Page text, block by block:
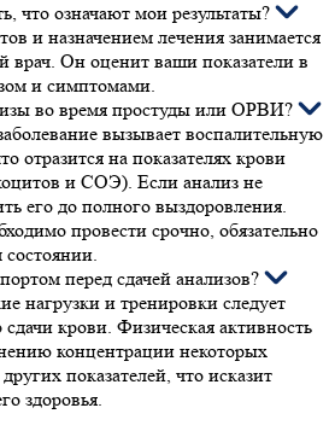
что означают мои результаты?
и назначением лечения занимается
врач. Он оценит ваши показатели в
и симптомами.
во время простуды или ОРВИ?
вызывает воспалительную
отразится на показателях крови
и СОЭ). Если анализ не
его до полного выздоровления.
провести срочно, обязательно
перед сдачей анализов?
нагрузки и тренировки следует
сдачи крови. Физическая активность
концентрации некоторых
показателей, что исказит
здоровья.